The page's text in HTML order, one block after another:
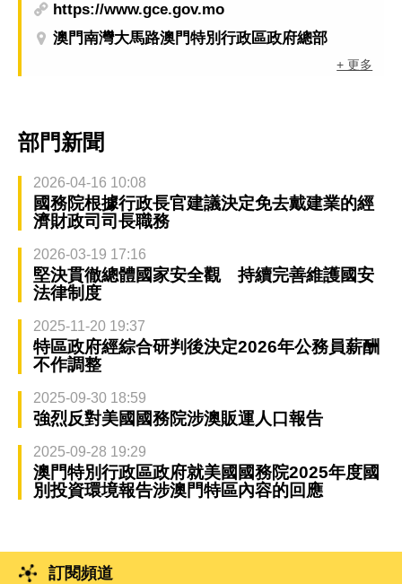
https://www.gce.gov.mo
澳門南灣大馬路澳門特別行政區政府總部
+ 更多
部門新聞
2026-04-16 10:08
國務院根據行政長官建議決定免去戴建業的經
濟財政司司長職務
2026-03-19 17:16
堅決貫徹總體國家安全觀 持續完善維護國安
法律制度
2025-11-20 19:37
特區政府經綜合研判後決定2026年公務員薪酬
不作調整
2025-09-30 18:59
強烈反對美國國務院涉澳販運人口報告
2025-09-28 19:29
澳門特別行政區政府就美國國務院2025年度國
別投資環境報告涉澳門特區內容的回應
訂閱頻道